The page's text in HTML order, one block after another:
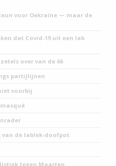
voor Oekraïne — maar de
dat Covid-19 uit een lab
over van de 66
partijlijnen
voorbij
van de lablek-doofpot
tegen Maarten